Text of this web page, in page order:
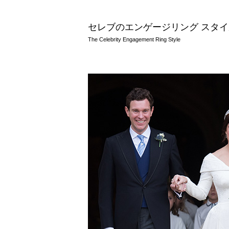
セレブのエンゲージリング スタ
The Celebrity Engagement Ring Style